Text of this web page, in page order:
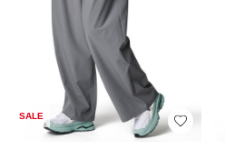
SALE